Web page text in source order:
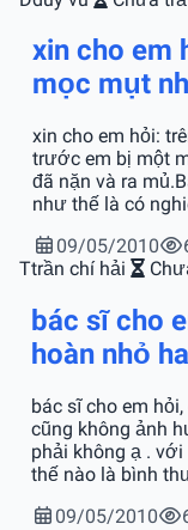
xin cho em
mọc mụt
xin cho em hỏi:
trước em bị một
đã nặn và ra
như thế là có
09/05/2010
Ttrần chí hải
bác sĩ cho
hoàn nhỏ
bác sĩ cho em
cũng không ảnh
phải không ạ .
thế nào là bình
09/05/2010